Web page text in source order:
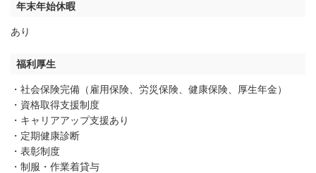
年末年始休暇
あり
福利厚生
・社会保険完備（雇用保険、労災保険、健康保険、厚生年金）
・資格取得支援制度
・キャリアアップ支援あり
・定期健康診断
・表彰制度
・制服・作業着貸与